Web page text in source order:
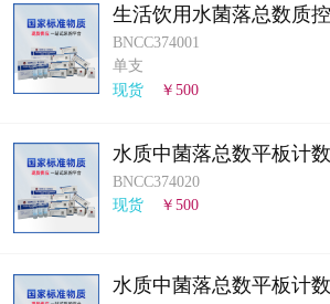
生活饮用水菌落总数质
皿计数法）
BNCC374001
单支
现货
￥500
水质中菌落总数平板计
BNCC374020
现货
￥500
水质中菌落总数平板计